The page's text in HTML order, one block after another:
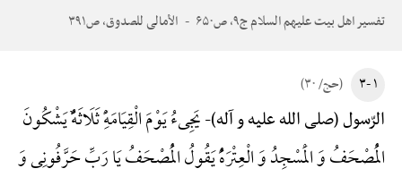
تفسیر اهل بیت علیهم السلام ج۹، ص۶۵۰ الأمالی للصدوق، ص۳۹۱
۱ -۳ (حج/ ۳۰)
الرّسول (صلی الله علیه و آله)-یَجِیءُ یَوْمَ الْقِیَامَهًِْ ثَلَاثَهًٌْ یَشْکُونَ
الْمُصْحَفُ وَ الْمَسْجِدُ وَ الْعِتْرَهًُْ یَقُولُ الْمُصْحَفُ یَا رَبِّ حَرَّفُونِی وَ